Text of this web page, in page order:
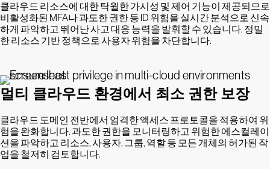
클라우드 리소스에 대한 탁월한 가시성 및 제어 기능이 제공되므로
비활성화된 MFA나 과도한 권한 등 ID 위험을 실시간 분석으로 신속
하게 파악하고 뛰어난 사고 대응 능력을 발휘할 수 있습니다. 정밀
한 리소스 기반 정책으로 사용자 위험을 차단합니다.
멀티 클라우드 환경에서 최소 권한 보장
클라우드 도메인 전반에서 엄격한 액세스 프로토콜을 적용하여 위
험을 완화합니다. 과도한 권한을 모니터링하고 위험한 에스컬레이
션을 파악하고 리소스, 사용자, 그룹, 역할 등 모든 개체의 허가된 작
업을 철저히 검토합니다.